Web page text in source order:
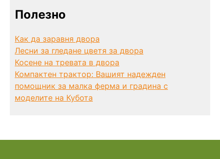
Полезно
Как да заравня двора
Лесни за гледане цветя за двора
Косене на тревата в двора
Компактен трактор: Вашият надежден
помощник за малка ферма и градина с
моделите на Кубота